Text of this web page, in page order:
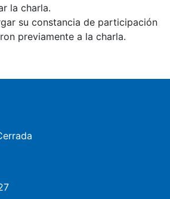
la charla.
su constancia de participación
previamente a la charla.